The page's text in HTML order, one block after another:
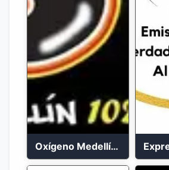
Oxígeno Medellín 90.9 FM en vivo